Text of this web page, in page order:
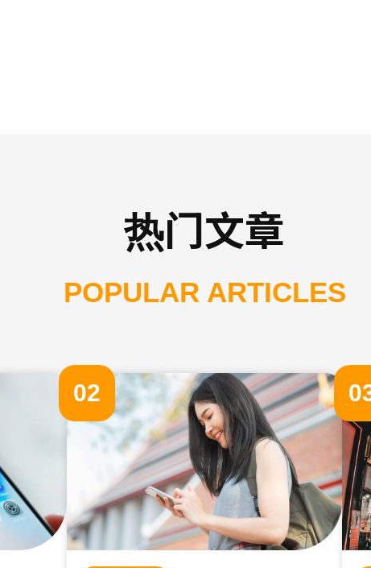
热门文章
POPULAR ARTICLES
02 0